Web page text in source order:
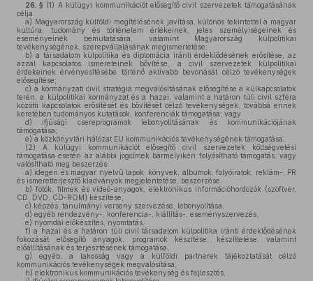
26. § (1) A külügyi kommunikációt elősegítő civil szervezetek támogatásának
célja
a) Magyarország külföldi megítélésének javítása, különös tekintettel a magyar
kultúra, tudomány és történelem értékeinek, jeles személyiségeinek és
eseményeinek bemutatására, valamint Magyarország külpolitikai
tevékenységének, szerepvállalásának megismertetése;
b) a társadalom külpolitika és diplomácia iránti érdeklődésének erősítése, az
azzal kapcsolatos ismereteinek bővítése, a civil szervezetek külpolitikai
érdekeinek érvényesítésébe történő aktívabb bevonását célzó tevékenységek
elősegítése;
c) a kormányzati civil stratégia megvalósításának elősegítése a külkapcsolatok
terén, a külpolitikai kormányzat és a hazai, valamint a határon túli civil szféra
közötti kapcsolatok erősítését és bővítését célzó tevékenységek, továbbá ennek
keretében tudományos kutatások, konferenciák támogatása; vagy
d) ifjúsági csereprogramok lebonyolításának és kommunikációjának
támogatása;
e) a közkönyvtári hálózat EU kommunikációs tevékenységének támogatása.
(2) A külügyi kommunikációt elősegítő civil szervezetek költségvetési
támogatása esetén az alábbi jogcímek bármelyikén folyósítható támogatás, vagy
valósítható meg beszerzés:
a) idegen és magyar nyelvű lapok, könyvek, albumok, folyóiratok, reklám-, PR
és ismeretterjesztő kiadványok megjelentetése, beszerzése,
b) fotók, filmek és videó-anyagok, elektronikus információhordozók (szoftver,
CD, DVD, CD-ROM) készítése,
c) képzés, tanulmányi verseny szervezése, lebonyolítása,
d) egyéb rendezvény-, konferencia-, kiállítás-, eseményszervezés,
e) nyomdai előkészítés, nyomtatás,
f) a hazai és a határon túli civil társadalom külpolitika iránti érdeklődésének
fokozását elősegítő anyagok, programok készítése, készíttetése, valamint
előállításának és terjesztésének támogatása,
g) egyéb, a lakosság vagy a külföldi partnerek tájékoztatását célzó
kommunikációs tevékenységek megvalósítása,
h) elektronikus kommunikációs tevékenység és fejlesztés,